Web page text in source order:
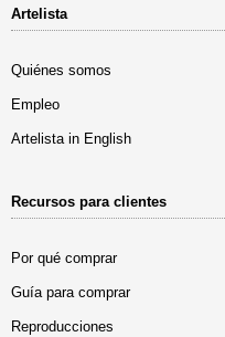
Artelista
Quiénes somos
Empleo
Artelista in English
Recursos para clientes
Por qué comprar
Guía para comprar
Reproducciones